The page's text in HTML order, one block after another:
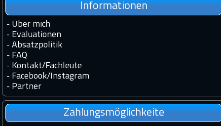
Informationen
- Über mich
- Evaluationen
- Absatzpolitik
- FAQ
- Kontakt/Fachleute
- Facebook/Instagram
- Partner
Zahlungsmöglichkeite